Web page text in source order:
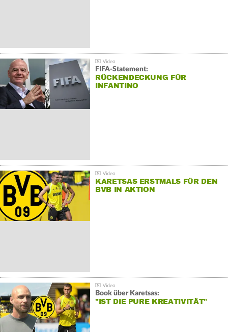
FIFA-Statement:
RÜCKENDECKUNG FÜR
INFANTINO
KARETSAS ERSTMALS FÜR DEN
BVB IN AKTION
Book über Karetsas:
"IST DIE PURE KREATIVITÄT"